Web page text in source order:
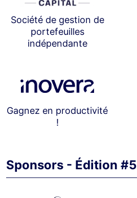
Société de gestion de
portefeuilles
indépendante
Gagnez en productivité
!
Sponsors - Édition #5